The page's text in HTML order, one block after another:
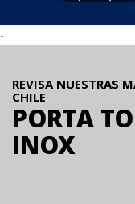
-
REVISA NUESTRAS
CHILE
PORTA
INOX